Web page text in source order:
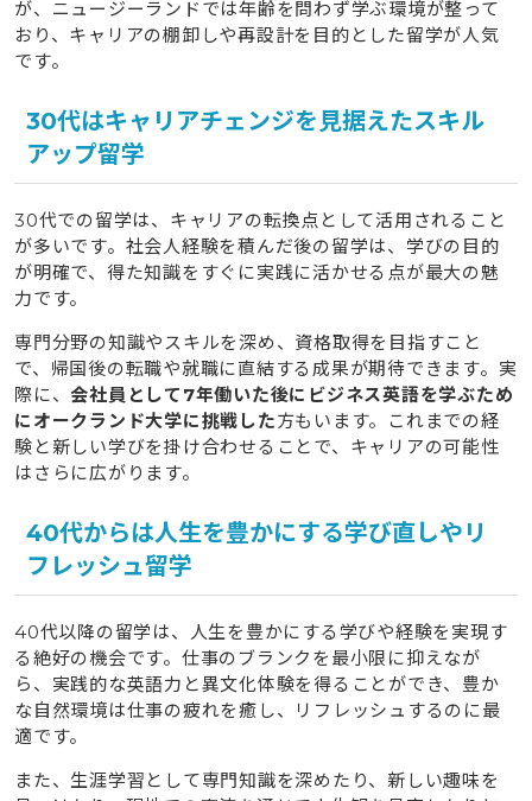
が、ニュージーランドでは年齢を問わず学ぶ環境が整って
おり、キャリアの棚卸しや再設計を目的とした留学が人気
です。
30代はキャリアチェンジを見据えたスキル
アップ留学
30代での留学は、キャリアの転換点として活用されること
が多いです。社会人経験を積んだ後の留学は、学びの目的
が明確で、得た知識をすぐに実践に活かせる点が最大の魅
力です。
専門分野の知識やスキルを深め、資格取得を目指すこと
で、帰国後の転職や就職に直結する成果が期待できます。実
際に、会社員として7年働いた後にビジネス英語を学ぶため
にオークランド大学に挑戦した方もいます。これまでの経
験と新しい学びを掛け合わせることで、キャリアの可能性
はさらに広がります。
40代からは人生を豊かにする学び直しやリ
フレッシュ留学
40代以降の留学は、人生を豊かにする学びや経験を実現す
る絶好の機会です。仕事のブランクを最小限に抑えなが
ら、実践的な英語力と異文化体験を得ることができ、豊か
な自然環境は仕事の疲れを癒し、リフレッシュするのに最
適です。
また、生涯学習として専門知識を深めたり、新しい趣味を